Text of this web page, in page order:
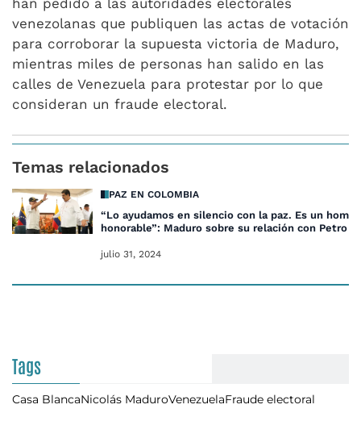
han pedido a las autoridades electorales
venezolanas que publiquen las actas de votación
para corroborar la supuesta victoria de Maduro,
mientras miles de personas han salido en las
calles de Venezuela para protestar por lo que
consideran un fraude electoral.
Temas relacionados
PAZ EN COLOMBIA
“Lo ayudamos en silencio con la paz. Es un
honorable”: Maduro sobre su relación con Petro
julio 31, 2024
Tags
Casa BlancaNicolás MaduroVenezuelaFraude electoral